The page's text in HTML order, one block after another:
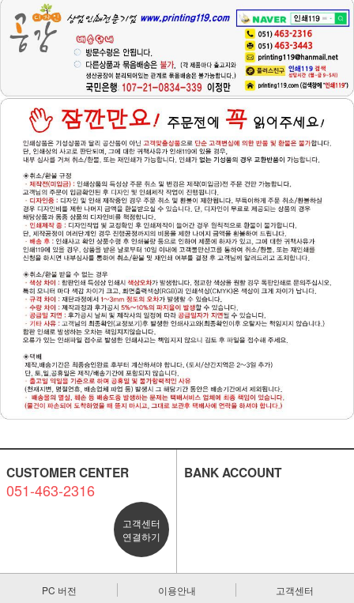
CUSTOMER CENTER
051-463-2316
고객센터
연결하기
BANK ACCOUNT
PC 버전 이용안내 고객센터